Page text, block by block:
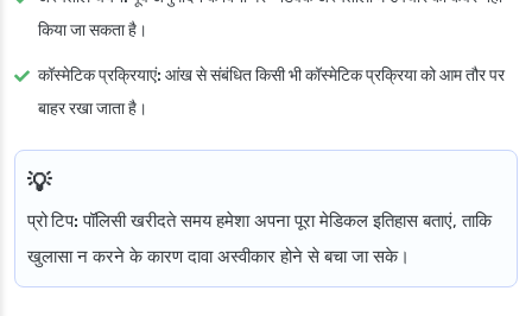
किया जा सकता है।
कॉस्मेटिक प्रक्रियाएं: आंख से संबंधित किसी भी कॉस्मेटिक प्रक्रिया को आम तौर पर
बाहर रखा जाता है।
प्रो टिप: पॉलिसी खरीदते समय हमेशा अपना पूरा मेडिकल इतिहास बताएं, ताकि
खुलासा न करने के कारण दावा अस्वीकार होने से बचा जा सके।